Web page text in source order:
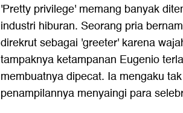
'Pretty privilege' memang banyak
industri hiburan. Seorang pria
direkrut sebagai 'greeter' karena
tampaknya ketampanan Eugenio
membuatnya dipecat. Ia mengaku
penampilannya menyaingi para